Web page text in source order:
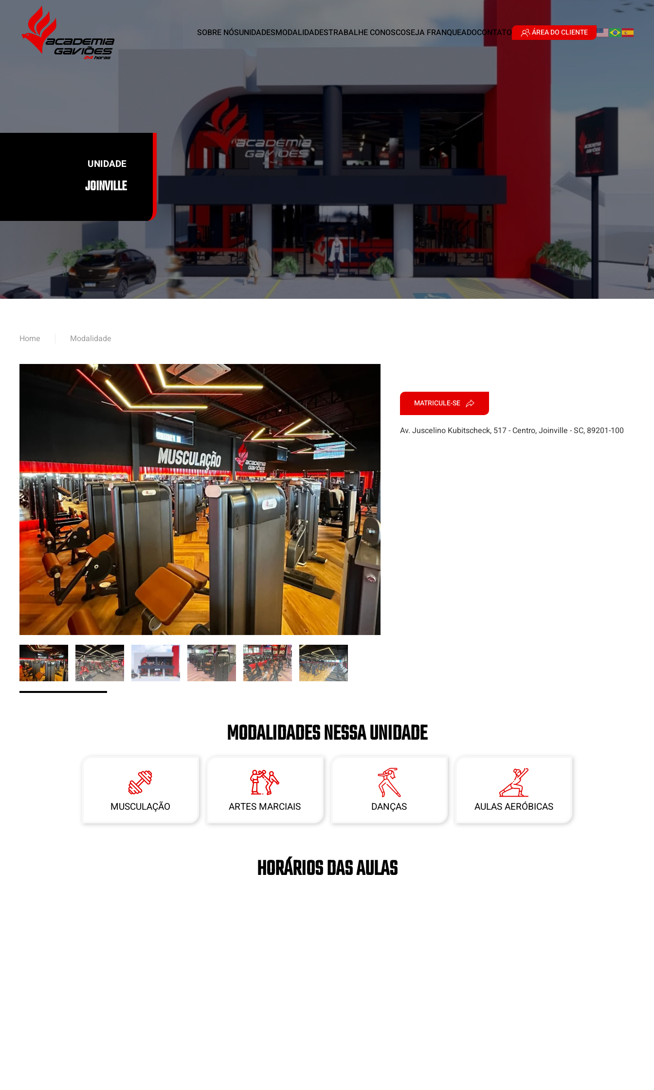
Skip to main content SOBRE NÓSUNIDADESMODALIDADESTRABALHE CONOSCOSEJA FRANQUEADOCONTATO ÁREA DO CLIENTE
UNIDADE
JOINVILLE
Home Modalidade
MATRICULE-SE
Av. Juscelino Kubitscheck, 517 - Centro, Joinville - SC, 89201-100
MODALIDADES NESSA UNIDADE
MUSCULAÇÃO ARTES MARCIAIS DANÇAS AULAS AERÓBICAS
HORÁRIOS DAS AULAS